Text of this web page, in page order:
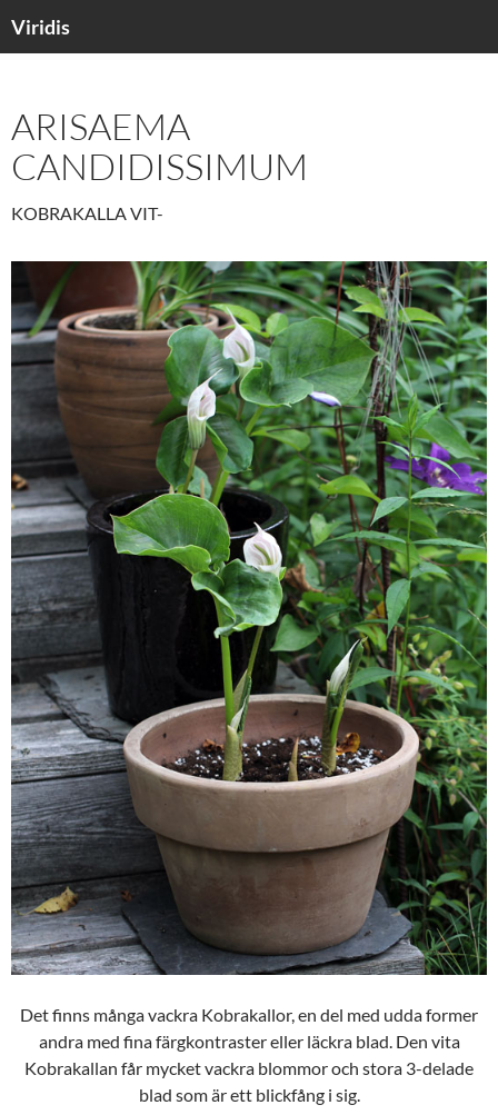
Viridis
ARISAEMA
CANDIDISSIMUM
KOBRAKALLA VIT-
Det finns många vackra Kobrakallor, en del med udda former
andra med fina färgkontraster eller läckra blad. Den vita
Kobrakallan får mycket vackra blommor och stora 3-delade
blad som är ett blickfång i sig.